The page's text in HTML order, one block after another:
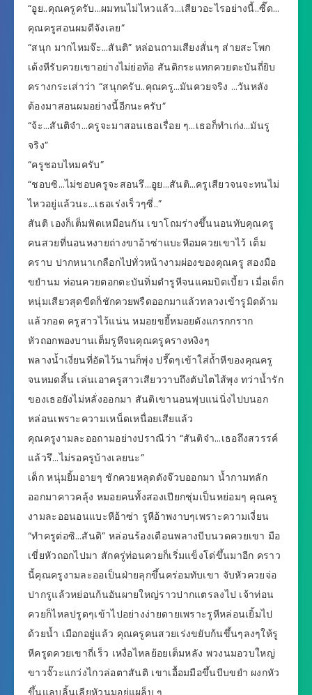
“อูย..คุณครูครับ…ผมทนไม่ไหวแล้ว…เสียวอะไรอย่างนี้..ซี๊ด…
คุณครูสอนผมดีจังเลย”
“สนุก มากไหมจ๊ะ…สันติ” หล่อนถามเสียงสั่นๆ ส่ายสะโพก
เด้งหีรับควยเขาอย่างไม่ย่อท้อ สันติกระแทกควยตะบันถี่ยิบ
ครางกระเส่าว่า “สนุกครับ..คุณครู…มันควยจริง …วันหลัง
ต้องมาสอนผมอย่างนี้อีกนะครับ”
“จ้ะ…สันติจ๋า…ครูจะมาสอนเธอเรื่อย ๆ…เธอก็ทำเก่ง…มันรู
จริง”
“ครูชอบไหมครับ”
“ชอบซิ…ไม่ชอบครูจะสอนรึ…อูย…สันติ…ครูเสียวจนจะทนไม่
ไหวอยู่แล้วนะ…เธอเร่งเร็วๆซี่..”
สันติ เองก็เต็มฟัดเหมือนกัน เขาโถมร่างขึ้นนอนทับคุณครู
คนสวยที่นอนหงายถ่างขาอ้าซ่าแบะหีอมควยเขาไว้ เต็ม
คราบ ปากหนาเกลือกไปทั่วหน้างามผ่องของคุณครู สองมือ
ขยำนม ท่อนควยตอกตะบันทิ่มตำรูหีจนแคมบิดเบี้ยว เมื่อเด็ก
หนุ่มเสียวสุดขีดก็ชักควยพรืดออกมาแล้วทลวงเข้ารูมิดด้าม
แล้วกอด ครูสาวไว้แน่น หมอยขยี้หมอยดังแกรกกราก
หัวถอกพองบานเต็มรูหีจนคุณครูครางหงิงๆ
พลางน้ำเงี่ยนที่อัดไว้นานก็พุ่ง ปรี๊ดๆเข้าใส่ถ้ำหีของคุณครู
จนหมดสิ้น เล่นเอาครูสาวเสียววาบถึงตับไตไส้พุง ทว่าน้ำรัก
ของเธอยังไม่หลั่งออกมา สันติเขานอนฟุบแน่นิ่งไปบนอก
หล่อนเพราะความเหน็ดเหนื่อยเสียแล้ว
คุณครูงามละออถามอย่างปราณีว่า “สันติจ๋า…เธอถึงสวรรค์
แล้วรึ…ไม่รอครูบ้างเลยนะ”
เด็ก หนุ่มยิ้มอายๆ ชักควยหลุดดังจ๊วบออกมา น้ำกามทลัก
ออกมาคาวคลุ้ง หมอยคนทั้งสองเปียกชุ่มเป็นหย่อมๆ คุณครู
งามละออนอนแบะหีอ้าซ่า รูหีอ้าพงาบๆเพราะความเงี่ยน
“ทำครูต่อซิ…สันติ” หล่อนร้องเตือนพลางบีบนวดควยเขา มือ
เขี่ยหัวถอกไปมา สักครู่ท่อนควยก็เริ่มแข็งโด่ขึ้นมาอีก คราว
นี้คุณครูงามละออเป็นฝ่ายลุกขึ้นคร่อมทับเขา จับหัวควยจ่อ
ปากรูแล้วหย่อนก้นอันผายใหญ่ราวปากแตรลงไป เจ้าท่อน
ควยก็ไหลปรูดๆเข้าไปอย่างง่ายดายเพราะรูหีหล่อนเยิ้มไป
ด้วยน้ำ เมือกอยู่แล้ว คุณครูคนสวยเร่งขยับก้นขึ้นๆลงๆให้รู
หีครูดควยเขาถี่เร็ว เหงื่อไหลย้อยเต็มหลัง พวงนมอวบใหญ่
ขาวจั๊วะแกว่งไกวล่อตาสันติ เขาเอื้อมมือขึ้นบีบขยำ ผงกหัว
ขึ้นแลบลิ้นเลียหัวนมอยู่แผล็บ ๆ